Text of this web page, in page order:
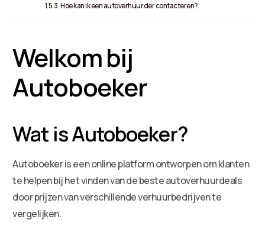
Hoe kan ik een autoverhuurder contacteren?
Welkom bij
Autoboeker
Wat is Autoboeker?
Autoboeker is een online platform ontworpen om klanten
te helpen bij het vinden van de beste autoverhuurdeals
door prijzen van verschillende verhuurbedrijven te
vergelijken.